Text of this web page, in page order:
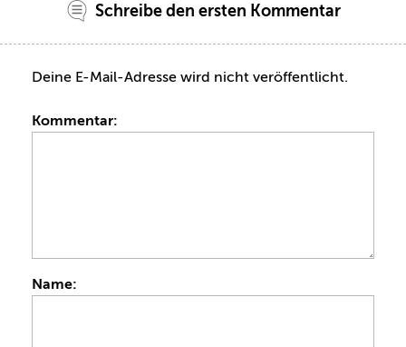
Schreibe den ersten Kommentar
Deine E-Mail-Adresse wird nicht veröffentlicht.
Kommentar:
Name: